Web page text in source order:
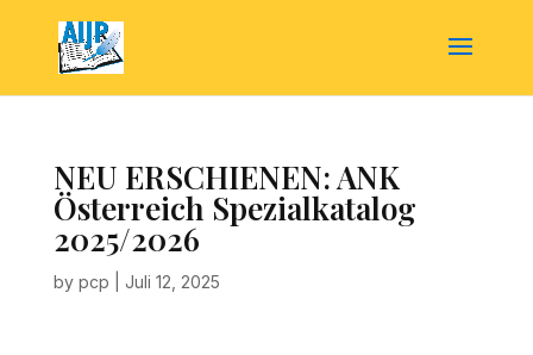
NEU ERSCHIENEN: ANK
Österreich Spezialkatalog
2025/2026
by pcp Juli 12, 2025